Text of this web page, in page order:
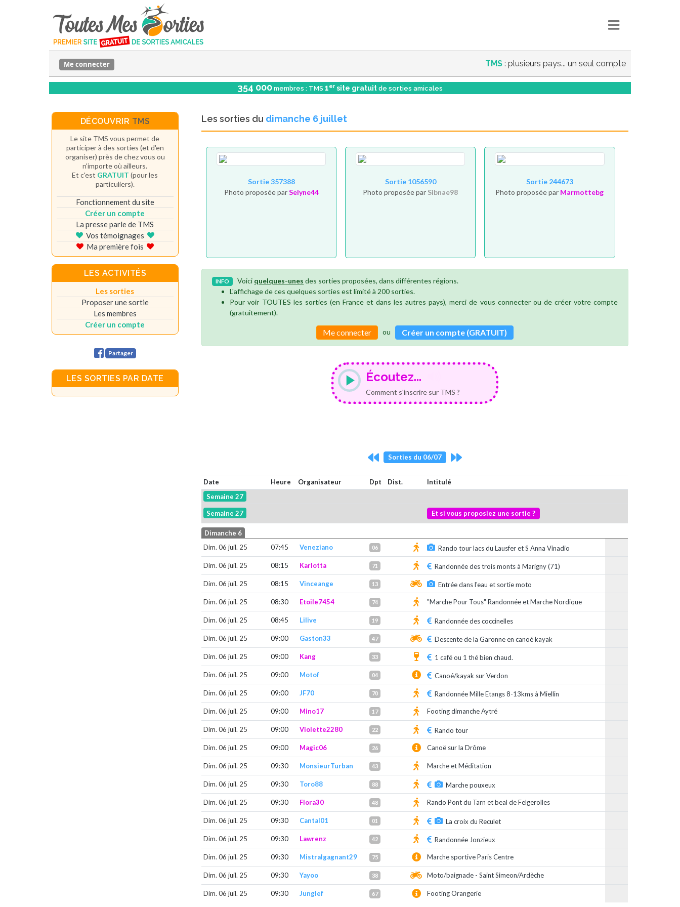
TMS : plusieurs pays... un seul compte
Me connecter
354 000 membres : TMS 1er site gratuit de sorties amicales
Les sorties du dimanche 6 juillet
Sortie 357388
Photo proposée parSelyne44
Sortie 1056590
Photo proposée par Sibnae98
Sortie 244673
Photo proposée par Marmottebg
INFO Voici quelques-unes des sorties proposées, dans différentes régions.
L'affichage de ces quelques sorties est limité à 200 sorties.
Pour voir TOUTES les sorties (en France et dans les autres pays), merci de vous connecter ou de créer votre compte
(gratuitement).
Me connecter ou Créer un compte (GRATUIT)
Écoutez...
Comment s'inscrire sur TMS ?
Sorties du 06/07
Date Heure Organisateur Dpt Dist.
Intitulé
Semaine 27
Semaine 27 Et si vous proposiez une sortie ?
Dimanche 6
Dim. 06 juil. 25
07:45 Veneziano 06 Rando tour lacs du Lausfer et S Anna Vinadio
Dim. 06 juil. 25 08:15 Karlotta 71 Randonnée des trois monts à Marigny (71)
Dim. 06 juil. 25 08:15 Vinceange 13 Entrée dans l'eau et sortie moto
Dim. 06 juil. 25 08:30 Etoile7454 74 "Marche Pour Tous" Randonnée et Marche Nordique
Dim. 06 juil. 25 08:45 Lilive 19 Randonnée des coccinelles
Dim. 06 juil. 25 09:00 Gaston33 47 Descente de la Garonne en canoé kayak
Dim. 06 juil. 25 09:00 Kang 33 1 café ou 1 thé bien chaud.
Dim. 06 juil. 25 09:00 Motof 04 Canoé/kayak sur Verdon
Dim. 06 juil. 25 09:00 JF70 70 Randonnée Mille Etangs 8-13kms à Miellin
Dim. 06 juil. 25 09:00 Mino17 17 Footing dimanche Aytré
Dim. 06 juil. 25 09:00 Violette2280 22 Rando tour
Dim. 06 juil. 25 09:00 Magic06 26 Canoë sur la Drôme
Dim. 06 juil. 25 09:30 MonsieurTurban 43 Marche et Méditation
Dim. 06 juil. 25 09:30 Toro88 88 Marche pouxeux
Dim. 06 juil. 25 09:30 Flora30 48 Rando Pont du Tarn et beal de Felgerolles
Dim. 06 juil. 25 09:30 Cantal01 01 La croix du Reculet
Dim. 06 juil. 25 09:30 Lawrenz 42 Randonnée Jonzieux
Dim. 06 juil. 25 09:30 Mistralgagnant29 75 Marche sportive Paris Centre
Dim. 06 juil. 25 09:30 Yayoo 38 Moto/baignade - Saint Simeon/Ardèche
Dim. 06 juil. 25 09:30 Junglef 67 Footing Orangerie
DÉCOUVRIR TMS
Le site TMS vous permet de
participer à des sorties (et d'en
organiser) près de chez vous ou
n'importe où ailleurs.
Et c'est GRATUIT (pour les
particuliers).
Fonctionnement du site
Créer un compte
La presse parle de TMS
Vos témoignages
Ma première fois
LES ACTIVITÉS
Les sorties
Proposer une sortie
Les membres
Créer un compte
Partager
LES SORTIES PAR DATE